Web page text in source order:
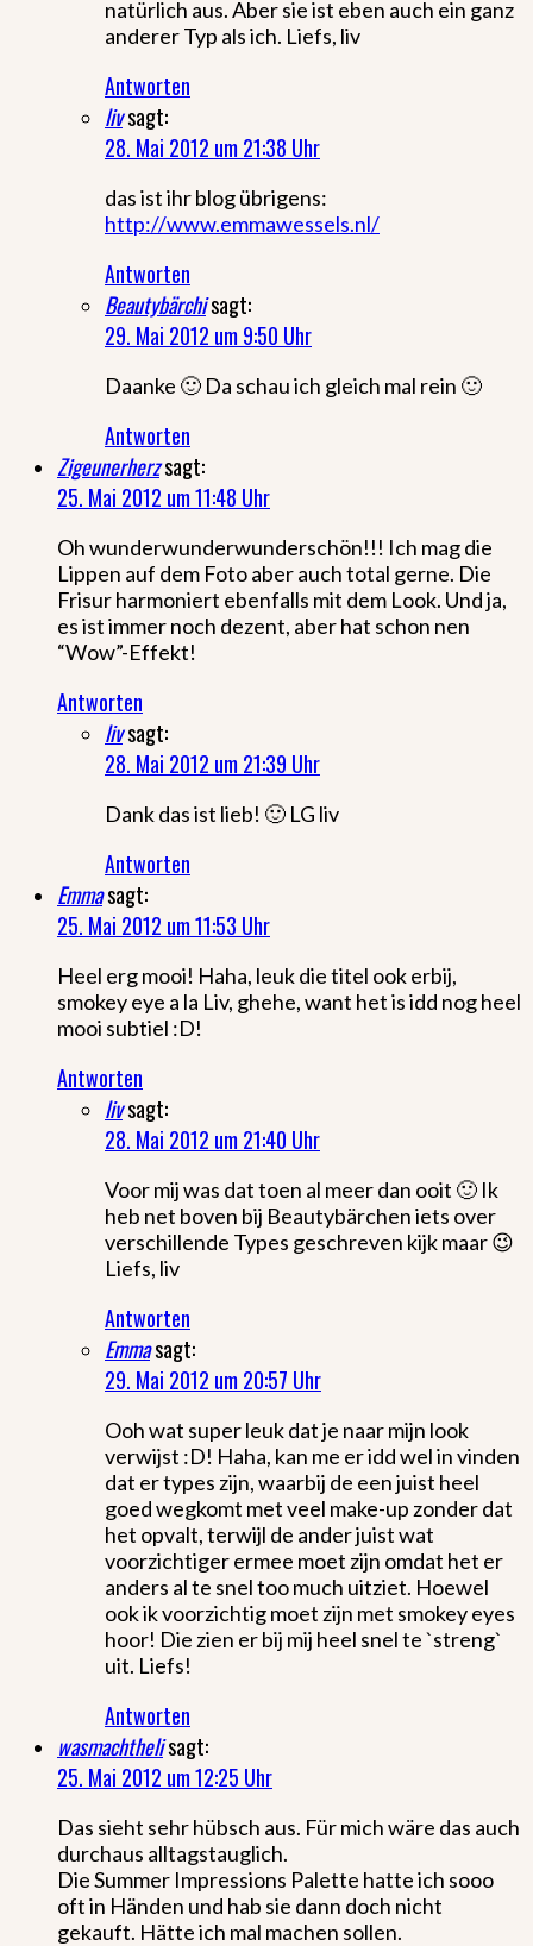
natürlich aus. Aber sie ist eben auch ein ganz
anderer Typ als ich. Liefs, liv
Antworten
livsagt:
28. Mai 2012 um 21:38 Uhr
das ist ihr blog übrigens:
http://www.emmawessels.nl/
Antworten
Beautybärchisagt:
29. Mai 2012 um 9:50 Uhr
Daanke 🙂 Da schau ich gleich mal rein 🙂
Antworten
Zigeunerherzsagt:
25. Mai 2012 um 11:48 Uhr
Oh wunderwunderwunderschön!!! Ich mag die
Lippen auf dem Foto aber auch total gerne. Die
Frisur harmoniert ebenfalls mit dem Look. Und ja,
es ist immer noch dezent, aber hat schon nen
“Wow”-Effekt!
Antworten
livsagt:
28. Mai 2012 um 21:39 Uhr
Dank das ist lieb! 🙂 LG liv
Antworten
Emmasagt:
25. Mai 2012 um 11:53 Uhr
Heel erg mooi! Haha, leuk die titel ook erbij,
smokey eye a la Liv, ghehe, want het is idd nog heel
mooi subtiel :D!
Antworten
livsagt:
28. Mai 2012 um 21:40 Uhr
Voor mij was dat toen al meer dan ooit 🙂 Ik
heb net boven bij Beautybärchen iets over
verschillende Types geschreven kijk maar 😉
Liefs, liv
Antworten
Emmasagt:
29. Mai 2012 um 20:57 Uhr
Ooh wat super leuk dat je naar mijn look
verwijst :D! Haha, kan me er idd wel in vinden
dat er types zijn, waarbij de een juist heel
goed wegkomt met veel make-up zonder dat
het opvalt, terwijl de ander juist wat
voorzichtiger ermee moet zijn omdat het er
anders al te snel too much uitziet. Hoewel
ook ik voorzichtig moet zijn met smokey eyes
hoor! Die zien er bij mij heel snel te `streng`
uit. Liefs!
Antworten
wasmachthelisagt:
25. Mai 2012 um 12:25 Uhr
Das sieht sehr hübsch aus. Für mich wäre das auch
durchaus alltagstauglich.
Die Summer Impressions Palette hatte ich sooo
oft in Händen und hab sie dann doch nicht
gekauft. Hätte ich mal machen sollen.